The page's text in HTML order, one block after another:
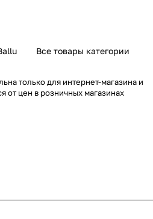
Все товары категории
только для интернет-магазина и
от цен в розничных магазинах